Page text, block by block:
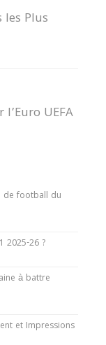
les Plus
UEFA
la Coupe
de football
de football du
2025-26 ?
à battre
et Impressions